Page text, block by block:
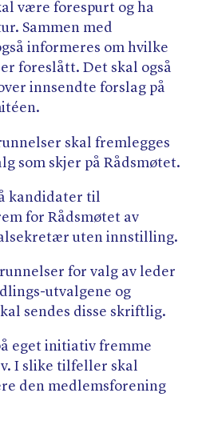
være forespurt og ha
Sammen med
informeres om hvilke
foreslått. Det skal også
innsendte forslag på
skal fremlegges
som skjer på Rådsmøtet.
kandidater til
for Rådsmøtet av
uten innstilling.
for valg av leder
utvalgene og
sendes disse skriftlig.
eget initiativ fremme
I slike tilfeller skal
den medlemsforening